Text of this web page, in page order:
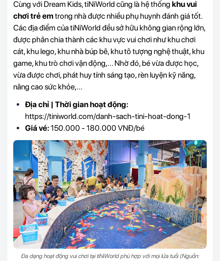
Cùng với Dream Kids, tiNiWorld cũng là hệ thống khu vui
chơi trẻ emtrong nhà được nhiều phụ huynh đánh giá tốt.
Các địa điểm của tiNiWorld đều sở hữu không gian rộng lớn,
được phân chia thành các khu vực vui chơi như khu chơi
cát, khu lego, khu nhà búp bê, khu tô tượng nghệ thuật, khu
game, khu trò chơi vận động,... Nhờ đó, bé vừa được học,
vừa được chơi, phát huy tính sáng tạo, rèn luyện kỹ năng,
nâng cao sức khỏe,...
Địa chỉ | Thời gian hoạt động:
https://tiniworld.com/danh-sach-tini-hoat-dong-1
Giá vé:150.000 - 180.000 VNĐ/bé
Đa dạng hoạt động vui chơi tại tiNiWorld phù hợp với mọi lứa tuổi (Nguồn: